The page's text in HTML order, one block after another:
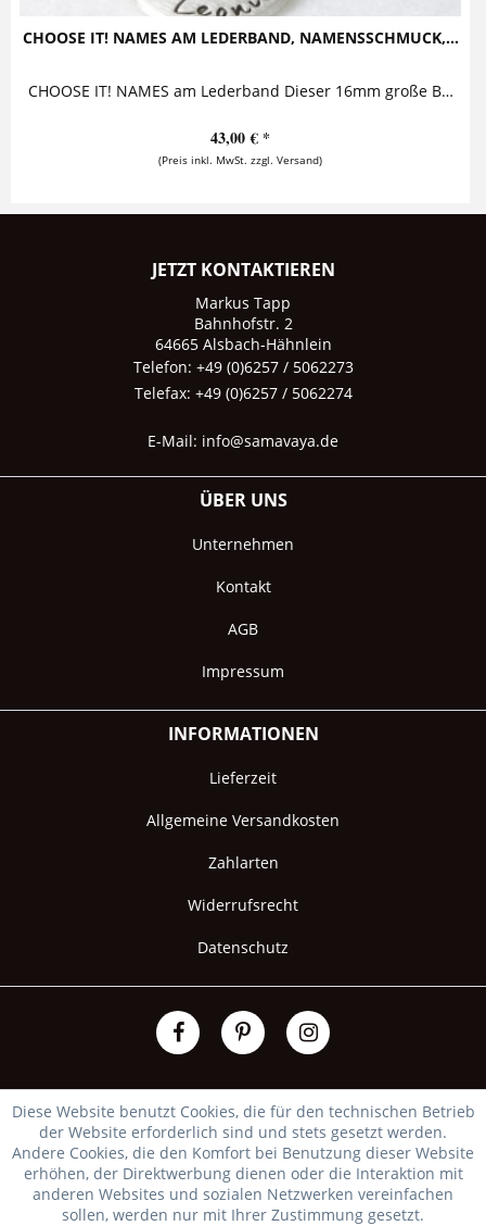
CHOOSE IT! NAMES AM LEDERBAND, NAMENSSCHMUCK,...
CHOOSE IT! NAMES am Lederband Dieser 16mm große Button wird mit einem Motiv Ihrer Wahl sowie einem Namen oder Begriff bestempelt und ist an...
43,00 € *
(Preis inkl. MwSt. zzgl. Versand)
JETZT KONTAKTIEREN
Markus Tapp
Bahnhofstr. 2
64665 Alsbach-Hähnlein
Telefon: +49 (0)6257 / 5062273
Telefax: +49 (0)6257 / 5062274
E-Mail: info@samavaya.de
ÜBER UNS
Unternehmen
Kontakt
AGB
Impressum
INFORMATIONEN
Lieferzeit
Allgemeine Versandkosten
Zahlarten
Widerrufsrecht
Datenschutz
Diese Website benutzt Cookies, die für den technischen Betrieb
der Website erforderlich sind und stets gesetzt werden.
Andere Cookies, die den Komfort bei Benutzung dieser Website
erhöhen, der Direktwerbung dienen oder die Interaktion mit
anderen Websites und sozialen Netzwerken vereinfachen
sollen, werden nur mit Ihrer Zustimmung gesetzt.